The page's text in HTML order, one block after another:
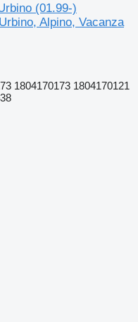
(01.99-)
Alpino, Vacanza
1804170173 1804170121